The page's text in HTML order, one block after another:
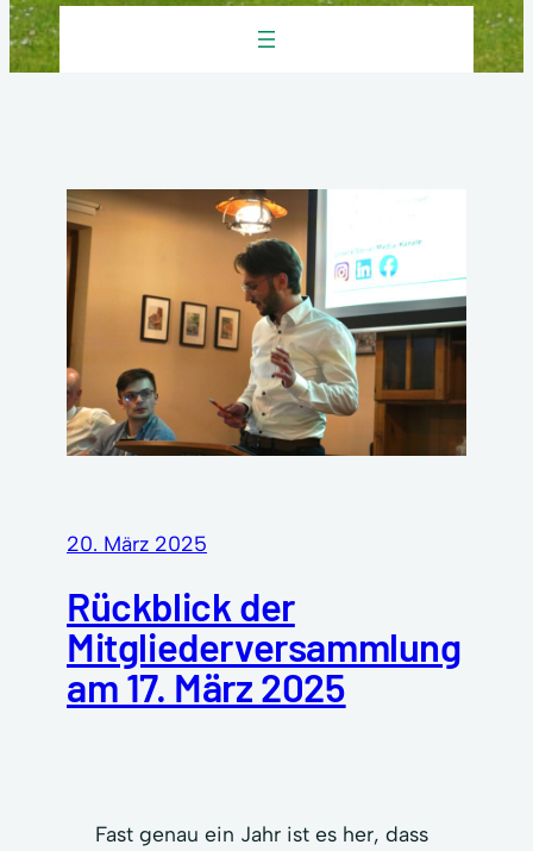
20. März 2025
Rückblick der
Mitgliederversammlung
am 17. März 2025
Fast genau ein Jahr ist es her, dass